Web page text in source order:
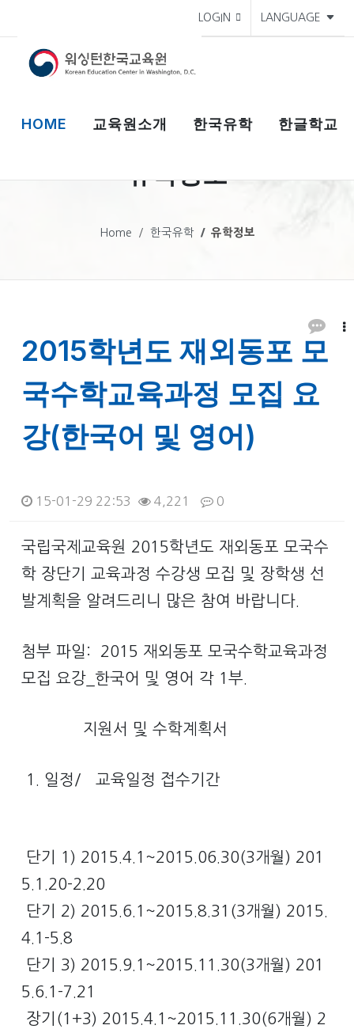
LOGIN LANGUAGE
HOME 교육원소개 한국유학 한글학교
유학정보
Home 한국유학 유학정보
2015학년도 재외동포 모
국수학교육과정 모집 요
강(한국어 및 영어)
15-01-29 22:53 4,221 0
본문
국립국제교육원 2015학년도 재외동포 모국수
학 장단기 교육과정 수강생 모집 및 장학생 선
발계획을 알려드리니 많은 참여 바랍니다.
첨부 파일: 2015 재외동포 모국수학교육과정
모집 요강_한국어 및 영어 각 1부.
지원서 및 수학계획서
1. 일정/ 교육일정 접수기간
단기 1) 2015.4.1~2015.06.30(3개월) 201
5.1.20-2.20
단기 2) 2015.6.1~2015.8.31(3개월) 2015.
4.1-5.8
단기 3) 2015.9.1~2015.11.30(3개월) 201
5.6.1-7.21
장기(1+3) 2015.4.1~2015.11.30(6개월) 2